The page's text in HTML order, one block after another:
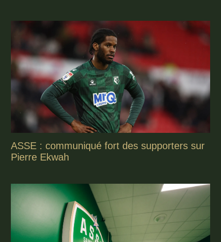
ASSE : communiqué fort des supporters sur
Pierre Ekwah